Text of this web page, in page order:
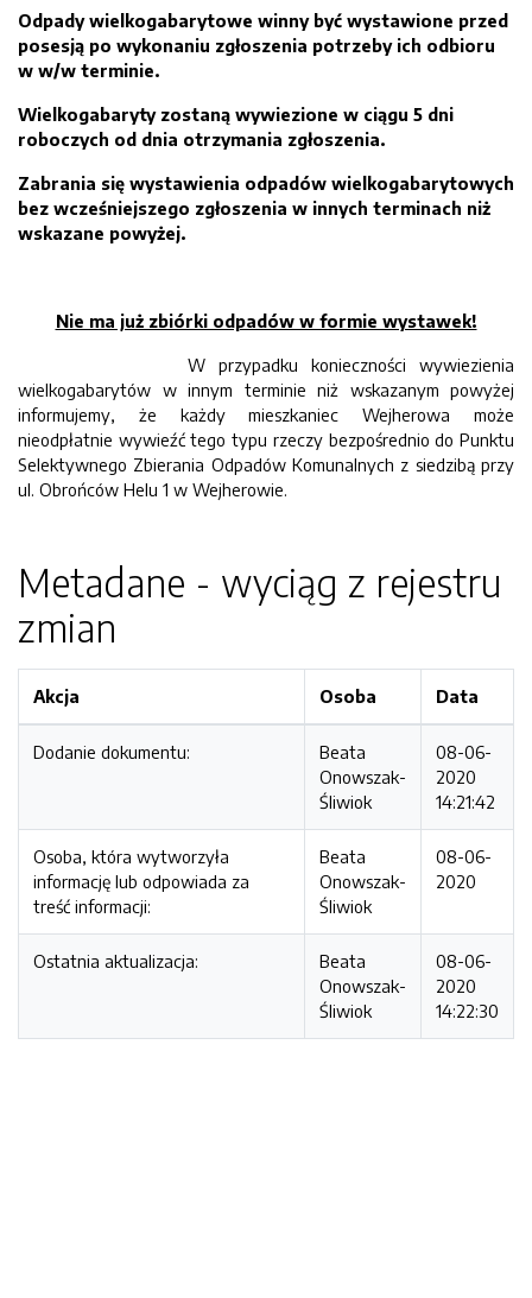
Odpady wielkogabarytowe winny być wystawione przed
posesją po wykonaniu zgłoszenia potrzeby ich odbioru
w w/w terminie.
Wielkogabaryty zostaną wywiezione w ciągu 5 dni
roboczych od dnia otrzymania zgłoszenia.
Zabrania się wystawienia odpadów wielkogabarytowych
bez wcześniejszego zgłoszenia w innych terminach niż
wskazane powyżej.
Nie ma już zbiórki odpadów w formie wystawek!
W przypadku konieczności wywiezienia
wielkogabarytów w innym terminie niż wskazanym powyżej
informujemy, że każdy mieszkaniec Wejherowa może
nieodpłatnie wywieźć tego typu rzeczy bezpośrednio do Punktu
Selektywnego Zbierania Odpadów Komunalnych z siedzibą przy
ul. Obrońców Helu 1 w Wejherowie.
Metadane - wyciąg z rejestru
zmian
Akcja Osoba Data
Dodanie dokumentu:
Beata
Onowszak-
Śliwiok
08-06-
2020
14:21:42
Osoba, która wytworzyła
informację lub odpowiada za
treść informacji:
Beata
Onowszak-
Śliwiok
08-06-
2020
Ostatnia aktualizacja:
Beata
Onowszak-
Śliwiok
08-06-
2020
14:22:30